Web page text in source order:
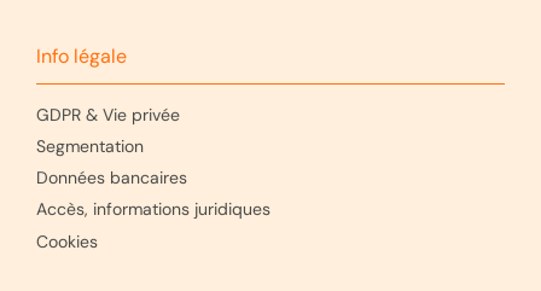
Info légale
GDPR & Vie privée
Segmentation
Données bancaires
Accès, informations juridiques
Cookies